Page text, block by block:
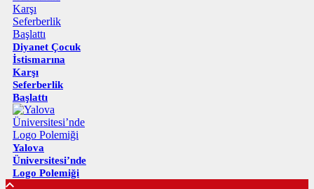
Diyanet Çocuk
İstismarına
Karşı
Seferberlik
Başlattı
Yalova
Üniversitesi’nde
Logo Polemiği